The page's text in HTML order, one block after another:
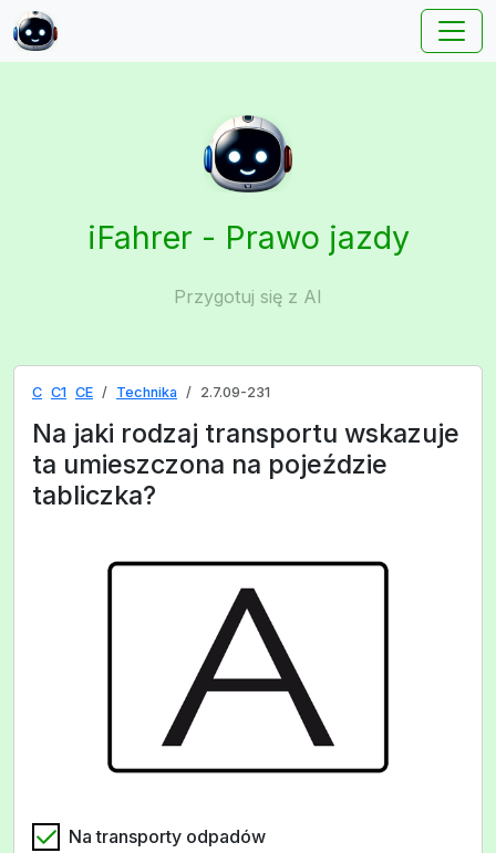
iFahrer - Prawo jazdy
Przygotuj się z AI
C C1 CE Technika 2.7.09-231
Na jaki rodzaj transportu wskazuje
ta umieszczona na pojeździe
tabliczka?
Na transporty odpadów